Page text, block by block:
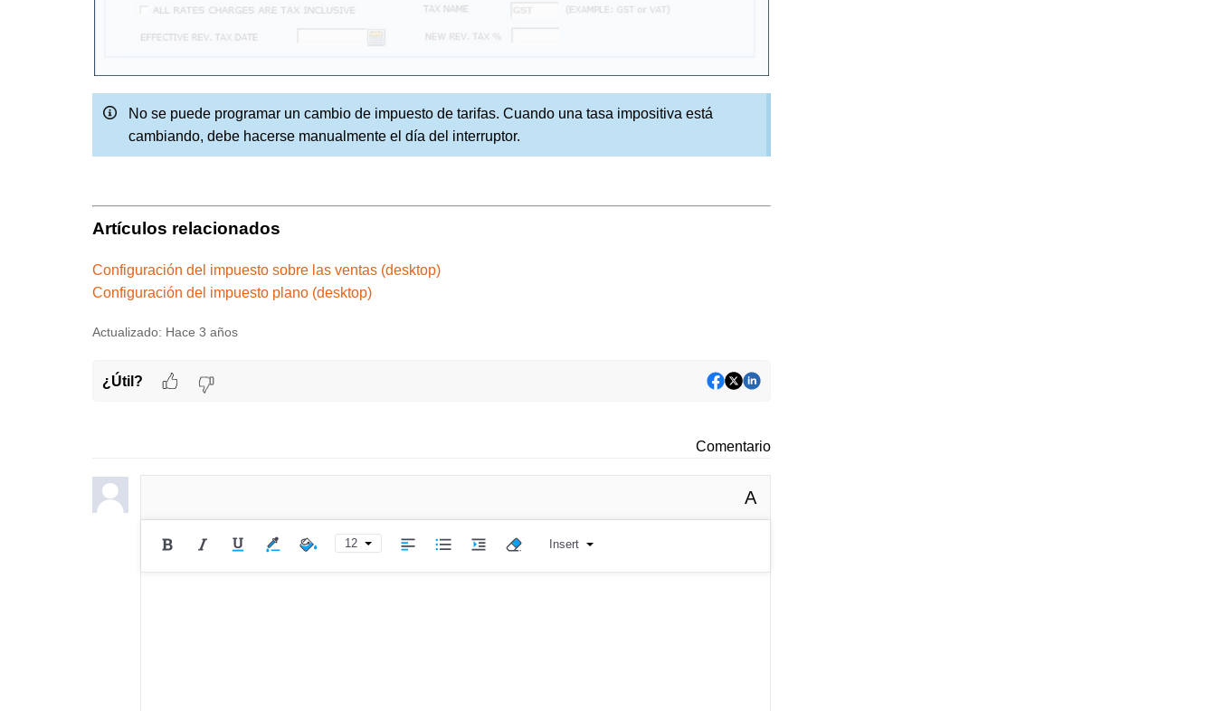
No se puede programar un cambio de impuesto de tarifas. Cuando una tasa impositiva está
cambiando, debe hacerse manualmente el día del interruptor.
Artículos relacionados
Configuración del impuesto sobre las ventas (desktop)
Configuración del impuesto plano (desktop)
Actualizado: Hace 3 años
¿Útil?
Comentario
A
12 Insert